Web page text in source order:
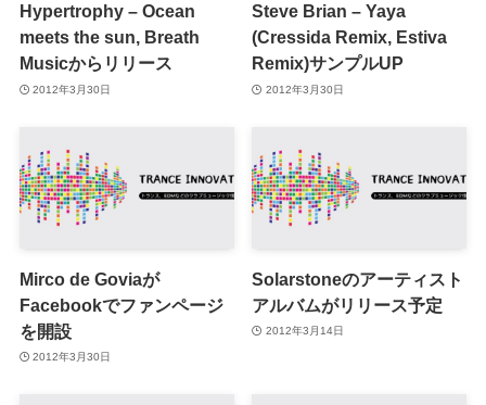
Hypertrophy – Ocean
meets the sun, Breath
Musicからリリース
2012年3月30日
Steve Brian – Yaya
(Cressida Remix, Estiva
Remix)サンプルUP
2012年3月30日
Mirco de Goviaが
Facebookでファンページ
を開設
2012年3月30日
Solarstoneのアーティスト
アルバムがリリース予定
2012年3月14日